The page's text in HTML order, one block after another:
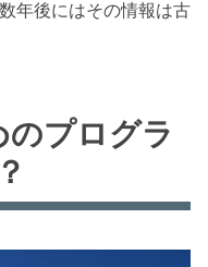
年後にはその情報は古
プログラ